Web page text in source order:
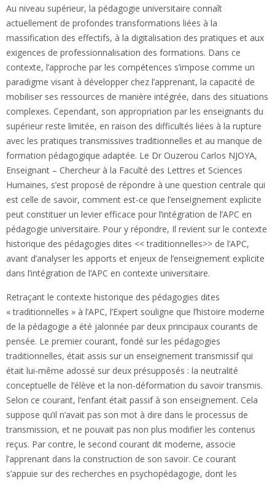
Au niveau supérieur, la pédagogie universitaire connaît
actuellement de profondes transformations liées à la
massification des effectifs, à la digitalisation des pratiques et aux
exigences de professionnalisation des formations. Dans ce
contexte, l’approche par les compétences s’impose comme un
paradigme visant à développer chez l’apprenant, la capacité de
mobiliser ses ressources de manière intégrée, dans des situations
complexes. Cependant, son appropriation par les enseignants du
supérieur reste limitée, en raison des difficultés liées à la rupture
avec les pratiques transmissives traditionnelles et au manque de
formation pédagogique adaptée. Le Dr Ouzerou Carlos NJOYA,
Enseignant – Chercheur à la Faculté des Lettres et Sciences
Humaines, s’est proposé de répondre à une question centrale qui
est celle de savoir, comment est-ce que l’enseignement explicite
peut constituer un levier efficace pour l’intégration de l’APC en
pédagogie universitaire. Pour y répondre, Il revient sur le contexte
historique des pédagogies dites << traditionnelles>> de l’APC,
avant d’analyser les apports et enjeux de l’enseignement explicite
dans l’intégration de l’APC en contexte universitaire.
Retraçant le contexte historique des pédagogies dites
« traditionnelles » à l’APC, l’Expert souligne que l’histoire moderne
de la pédagogie a été jalonnée par deux principaux courants de
pensée. Le premier courant, fondé sur les pédagogies
traditionnelles, était assis sur un enseignement transmissif qui
était lui-même adossé sur deux présupposés : la neutralité
conceptuelle de l’élève et la non-déformation du savoir transmis.
Selon ce courant, l’enfant était passif à son enseignement. Cela
suppose qu’il n’avait pas son mot à dire dans le processus de
transmission, et ne pouvait pas non plus modifier les contenus
reçus. Par contre, le second courant dit moderne, associe
l’apprenant dans la construction de son savoir. Ce courant
s’appuie sur des recherches en psychopédagogie, dont les